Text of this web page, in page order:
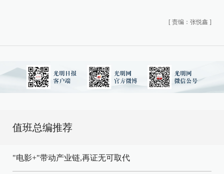
[ 责编：张悦鑫 ]
值班总编推荐
"电影+"带动产业链,再证无可取代